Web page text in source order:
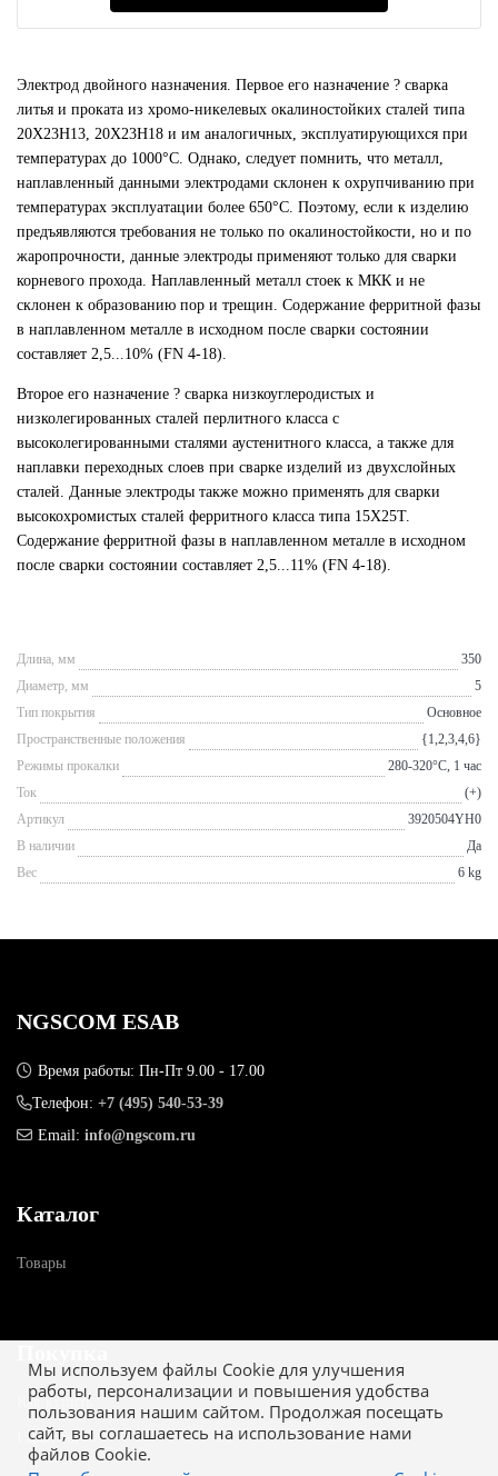
Электрод двойного назначения. Первое его назначение ? сварка
литья и проката из хромо-никелевых окалиностойких сталей типа
20Х23Н13, 20Х23Н18 и им аналогичных, эксплуатирующихся при
температурах до 1000°С. Однако, следует помнить, что металл,
наплавленный данными электродами склонен к охрупчиванию при
температурах эксплуатации более 650°С. Поэтому, если к изделию
предъявляются требования не только по окалиностойкости, но и по
жаропрочности, данные электроды применяют только для сварки
корневого прохода. Наплавленный металл стоек к МКК и не
склонен к образованию пор и трещин. Содержание ферритной фазы
в наплавленном металле в исходном после сварки состоянии
составляет 2,5...10% (FN 4-18).
Второе его назначение ? сварка низкоуглеродистых и
низколегированных сталей перлитного класса с
высоколегированными сталями аустенитного класса, а также для
наплавки переходных слоев при сварке изделий из двухслойных
сталей. Данные электроды также можно применять для сварки
высокохромистых сталей ферритного класса типа 15Х25Т.
Содержание ферритной фазы в наплавленном металле в исходном
после сварки состоянии составляет 2,5...11% (FN 4-18).
Длина, мм
350
Диаметр, мм
5
Тип покрытия
Основное
Пространственные положения
{1,2,3,4,6}
Режимы прокалки
280-320°С, 1 час
Ток
(+)
Артикул
3920504YH0
В наличии
Да
Вес
6 kg
Мы используем файлы Cookie для улучшения
работы, персонализации и повышения удобства
пользования нашим сайтом. Продолжая посещать
сайт, вы соглашаетесь на использование нами
файлов Cookie.
NGSCOM ESAB
Время работы: Пн-Пт 9.00 - 17.00
Телефон: +7 (495) 540-53-39
Email: info@ngscom.ru
Каталог
Товары
Как купить
Гарантия